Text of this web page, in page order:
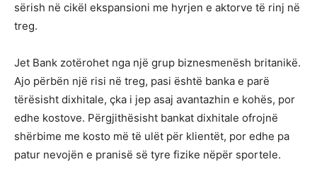
sërish në cikël ekspansioni me hyrjen e aktorve të rinj në
treg.
Jet Bank zotërohet nga një grup biznesmenësh britanikë.
Ajo përbën një risi në treg, pasi është banka e parë
tërësisht dixhitale, çka i jep asaj avantazhin e kohës, por
edhe kostove. Përgjithësisht bankat dixhitale ofrojnë
shërbime me kosto më të ulët për klientët, por edhe pa
patur nevojën e pranisë së tyre fizike nëpër sportele.